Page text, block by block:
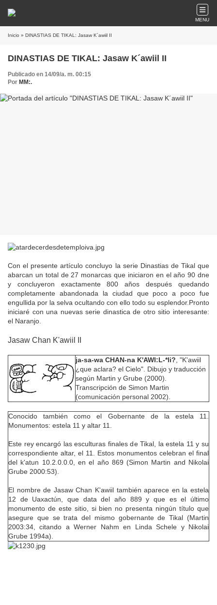
MENU
Inicio » DINASTIAS DE TIKAL: Jasaw K´awiil II
DINASTIAS DE TIKAL: Jasaw K´awiil II
Publicado en 14/09/a. m. 00:15
Por MM:.
Con el presente artículo concluyo la serie Dinastias de Tikal que
abarcan un total de 27 monarcas que iniciaron en el año 90 dne
y concluyeron exactamente 800 años después quedando
completamente abandonada la ciudad que poco a poco fue
engullida por la selva ocultando con ello todo su esplendor.Pronto
iniciaré con una nuevas serie dinastica de otro sitio interesante:
el Naranjo.
Jasaw Chan K'awiil II
ja-sa-wa CHAN-na K'AWI:L-*li? , "K'awiil
¿que aclara? el Cielo". Dibujo y traducción
según Martin y Grube (2000).
Transcripción de Simon Martin
(comunicación personal 2002).
Conocido también como el Gobernante de la estela 11.
Monumentos: estela 11 y altar 11.
Este rey encargó las esculturas finales de Tikal, la estela 11 y su
correspondiente altar, el 11. Estos monumentos celebran el final
del k'atun 10.2.0.0.0, en el año 869 (Simon Martin and Nikolai
Grube 2000:53).
El nombre de Jasaw Chan K'awiil también aparece en la estela
12 de Uaxactún, que data del año 889 y que es el último
monumento de este sitio, si bien no presenta ningún título que
asegure que se trata del mismo gobernante de Tikal (Martin
2003:34, citando a Werner Nahm en Linda Schele y Nikolai
Grube 1994a).